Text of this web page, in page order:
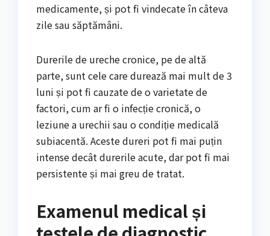
medicamente, și pot fi vindecate în câteva
zile sau săptămâni.
Durerile de ureche cronice, pe de altă
parte, sunt cele care durează mai mult de 3
luni și pot fi cauzate de o varietate de
factori, cum ar fi o infecție cronică, o
leziune a urechii sau o condiție medicală
subiacentă. Aceste dureri pot fi mai puțin
intense decât durerile acute, dar pot fi mai
persistente și mai greu de tratat.
Examenul medical și